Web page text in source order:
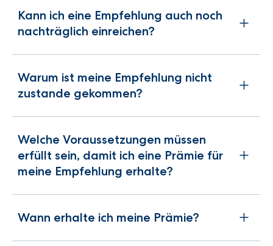
Kann ich eine Empfehlung auch noch
nachträglich einreichen?
Warum ist meine Empfehlung nicht
zustande gekommen?
Welche Voraussetzungen müssen
erfüllt sein, damit ich eine Prämie für
meine Empfehlung erhalte?
Wann erhalte ich meine Prämie?